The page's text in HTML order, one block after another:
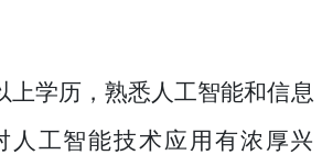
上学历，熟悉人工智能和信息
人工智能技术应用有浓厚兴